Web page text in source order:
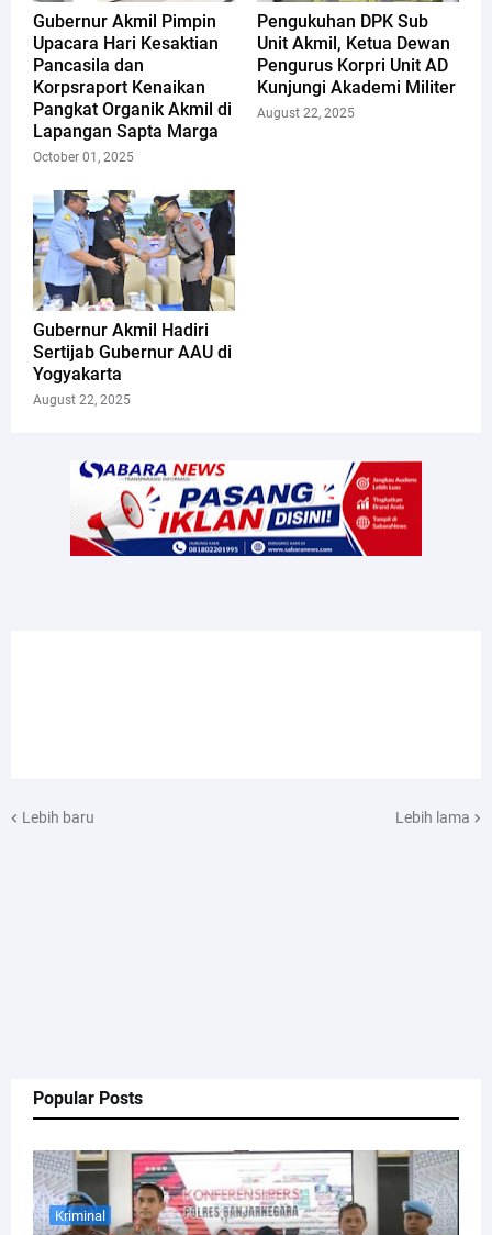
Popular Posts
Kriminal
Gubernur Akmil Pimpin
Upacara Hari Kesaktian
Pancasila dan
Korpsraport Kenaikan
Pangkat Organik Akmil di
Lapangan Sapta Marga
October 01, 2025
Pengukuhan DPK Sub
Unit Akmil, Ketua Dewan
Pengurus Korpri Unit AD
Kunjungi Akademi Militer
August 22, 2025
Gubernur Akmil Hadiri
Sertijab Gubernur AAU di
Yogyakarta
August 22, 2025
Lebih baru Lebih lama